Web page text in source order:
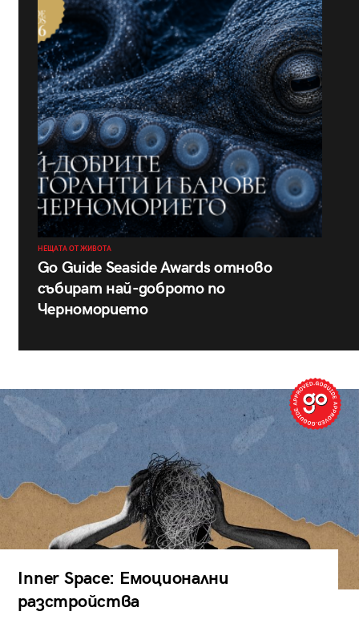
НЕЩАТА ОТ ЖИВОТА
Go Guide Seaside Awards отново
събират най-доброто по
Черноморието
Inner Space: Емоционални
разстройства